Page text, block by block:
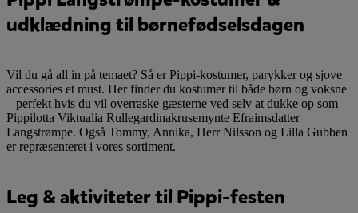
udklædning til børnefødselsdagen
Vil du gå all in på temaet? Så er Pippi-kostumer, parykker og sjove
accessories et must. Her finder du kostumer til både børn og voksne
– perfekt hvis du vil overraske gæsterne ved selv at dukke op som
Pippilotta Viktualia Rullegardinakrusemynte Efraimsdatter
Langstrømpe. Også Tommy, Annika, Herr Nilsson og Lilla Gubben
er repræsenteret i vores sortiment.
Leg & aktiviteter til Pippi-festen